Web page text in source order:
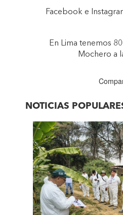
Facebook e
En Lima tenemos
Mochero a
NOTICIAS